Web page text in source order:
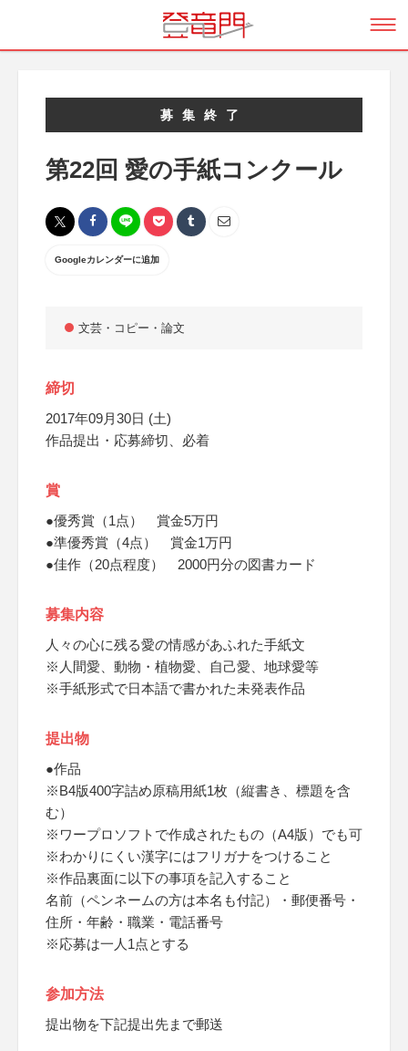
募集終了
第22回 愛の手紙コンクール
Googleカレンダーに追加
文芸・コピー・論文
締切
2017年09月30日 (土)
作品提出・応募締切、必着
賞
●優秀賞（1点） 賞金5万円
●準優秀賞（4点） 賞金1万円
●佳作（20点程度） 2000円分の図書カード
募集内容
人々の心に残る愛の情感があふれた手紙文
※人間愛、動物・植物愛、自己愛、地球愛等
※手紙形式で日本語で書かれた未発表作品
提出物
●作品
※B4版400字詰め原稿用紙1枚（縦書き、標題を含
む）
※ワープロソフトで作成されたもの（A4版）でも可
※わかりにくい漢字にはフリガナをつけること
※作品裏面に以下の事項を記入すること
名前（ペンネームの方は本名も付記）・郵便番号・
住所・年齢・職業・電話番号
※応募は一人1点とする
参加方法
提出物を下記提出先まで郵送